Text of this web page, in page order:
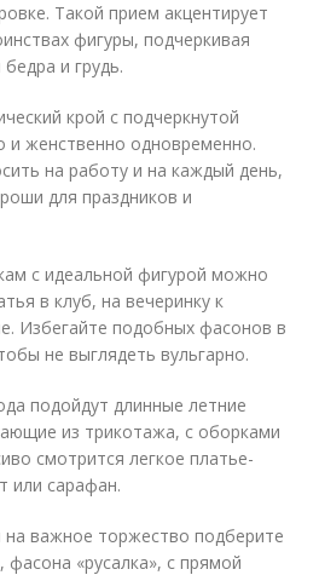
Такой прием акцентирует
фигуры, подчеркивая
и грудь.
крой с подчеркнутой
и женственно одновременно.
на работу и на каждый день,
для праздников и
с идеальной фигурой можно
в клуб, на вечеринку к
Избегайте подобных фасонов в
не выглядеть вульгарно.
подойдут длинные летние
из трикотажа, с оборками
смотрится легкое платье-
или сарафан.
на важное торжество подберите
«русалка», с прямой